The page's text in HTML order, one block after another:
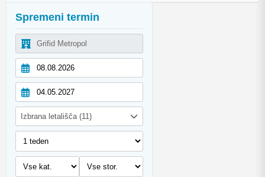
Spremeni termin
Izbrana letališča (11)